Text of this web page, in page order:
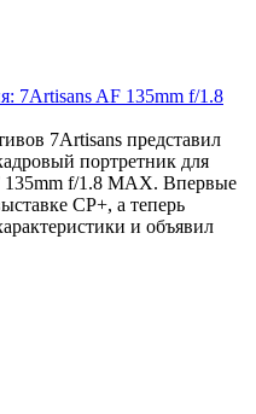
7Artisans AF 135mm f/1.8
7Artisans представил
портретник для
f/1.8 MAX. Впервые
CP+, а теперь
и объявил